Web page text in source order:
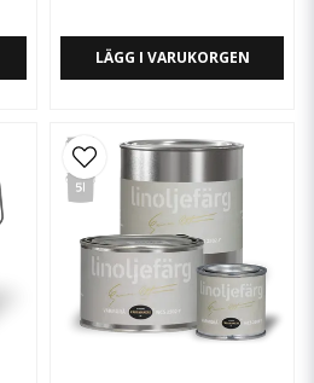
LÄGG I VARUKORGEN